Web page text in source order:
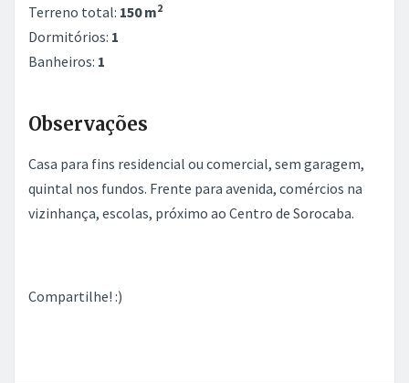
Terreno total: 150 m2
Dormitórios: 1
Banheiros: 1
Observações
Casa para fins residencial ou comercial, sem garagem,
quintal nos fundos. Frente para avenida, comércios na
vizinhança, escolas, próximo ao Centro de Sorocaba.
Compartilhe! :)